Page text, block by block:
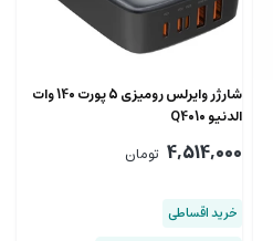
شارژر وایرلس رومیزی 5 پورت 140 وات
الدنیو Q4010
4,514,000 تومان
خرید اقساطی